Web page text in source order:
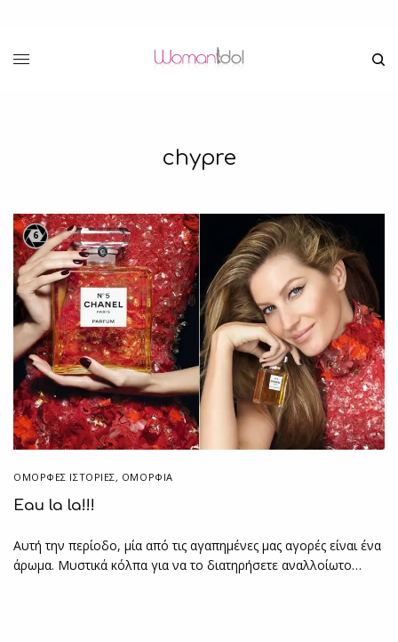
chypre
6
ΌΜΟΡΦΕΣ ΙΣΤΟΡΊΕΣ, ΟΜΟΡΦΙΑ
Eau la la!!!
Αυτή την περίοδο, μία από τις αγαπημένες μας αγορές είναι ένα
άρωμα. Μυστικά κόλπα για να το διατηρήσετε αναλλοίωτο…